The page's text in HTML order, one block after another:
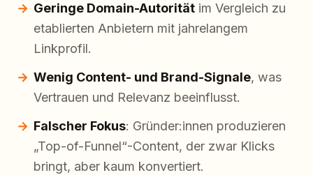
Geringe Domain-Autorität im Vergleich zu
etablierten Anbietern mit jahrelangem
Linkprofil.
Wenig Content- und Brand-Signale, was
Vertrauen und Relevanz beeinflusst.
Falscher Fokus: Gründer:innen produzieren
„Top-of-Funnel“-Content, der zwar Klicks
bringt, aber kaum konvertiert.